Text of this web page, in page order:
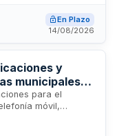
y análisis de
gestión del
hacia la
la operación
maximizando su
En Plazo
14/08/2026
y
municipales
para el
móvil,
virtual. Los
y edificios